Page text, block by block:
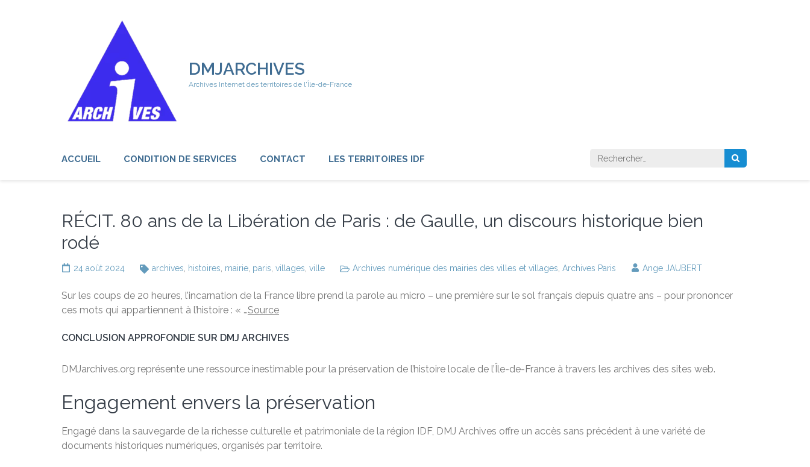
DMJARCHIVES
Archives Internet des territoires de l'Île-de-France
ACCUEIL CONDITION DE SERVICES CONTACT LES TERRITOIRES IDF Rechercher :
RÉCIT. 80 ans de la Libération de Paris : de Gaulle, un discours historique bien
rodé
24 août 2024 archives histoires mairie paris villages ville Archives numérique des mairies des villes et villages Archives Paris Ange JAUBERT
Sur les coups de 20 heures, l’incarnation de la France libre prend la parole au micro – une première sur le sol français depuis quatre ans – pour prononcer
ces mots qui appartiennent à l’histoire : « …Source
CONCLUSION APPROFONDIE SUR DMJ ARCHIVES
DMJarchives.org représente une ressource inestimable pour la préservation de l’histoire locale de l’Île-de-France à travers les archives des sites web.
Engagement envers la préservation
Engagé dans la sauvegarde de la richesse culturelle et patrimoniale de la région IDF, DMJ Archives offre un accès sans précédent à une variété de
documents historiques numériques, organisés par territoire.